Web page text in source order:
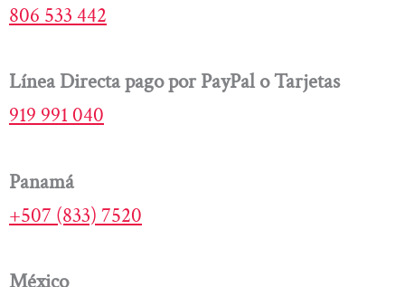
806 533 442
Línea Directa pago por PayPal o Tarjetas
919 991 040
Panamá
+507 (833) 7520